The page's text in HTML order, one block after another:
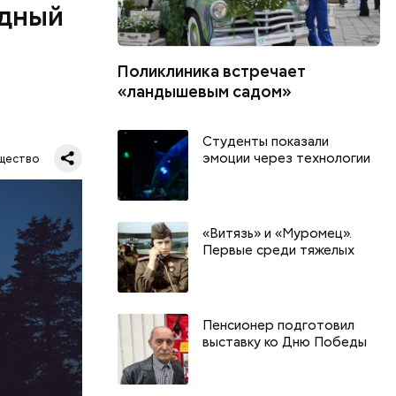
— в
Поликлиника встречает
«ландышевым садом»
Студенты показали
эмоции через технологии
«Витязь» и «Муромец».
Первые среди тяжелых
Пенсионер подготовил
выставку ко Дню Победы